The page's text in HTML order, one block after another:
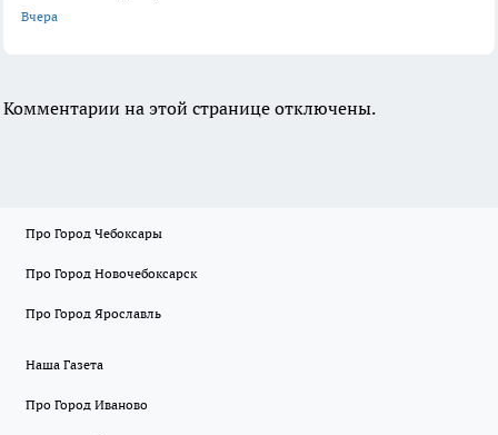
Вчера
Комментарии на этой странице отключены.
Про Город Чебоксары
Про Город Новочебоксарск
Про Город Ярославль
Наша Газета
Про Город Иваново